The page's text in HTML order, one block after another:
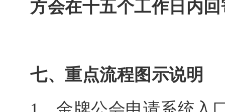
方会在十五个工作日内
七、重点流程图示说明